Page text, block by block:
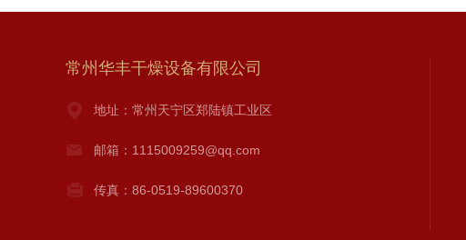
常州华丰干燥设备有限公司
地址：常州天宁区郑陆镇工业区
邮箱：1115009259@qq.com
传真：86-0519-89600370